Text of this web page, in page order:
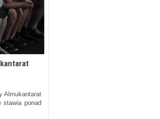
Almukantarat
stawia ponad